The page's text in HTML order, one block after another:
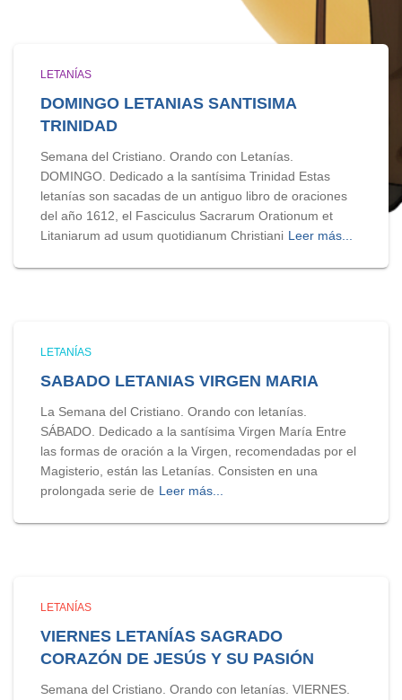
LETANÍAS
DOMINGO LETANIAS SANTISIMA
TRINIDAD
Semana del Cristiano. Orando con Letanías.
DOMINGO. Dedicado a la santísima Trinidad Estas
letanías son sacadas de un antiguo libro de oraciones
del año 1612, el Fasciculus Sacrarum Orationum et
Litaniarum ad usum quotidianum Christiani Leer más...
LETANÍAS
SABADO LETANIAS VIRGEN MARIA
La Semana del Cristiano. Orando con letanías.
SÁBADO. Dedicado a la santísima Virgen María Entre
las formas de oración a la Virgen, recomendadas por el
Magisterio, están las Letanías. Consisten en una
prolongada serie de Leer más...
LETANÍAS
VIERNES LETANÍAS SAGRADO
CORAZÓN DE JESÚS Y SU PASIÓN
Semana del Cristiano. Orando con letanías. VIERNES.